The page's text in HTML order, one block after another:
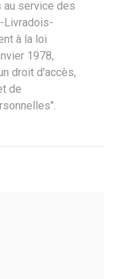
service des
Livradois-
à la loi
1978,
droit d'accès,
de